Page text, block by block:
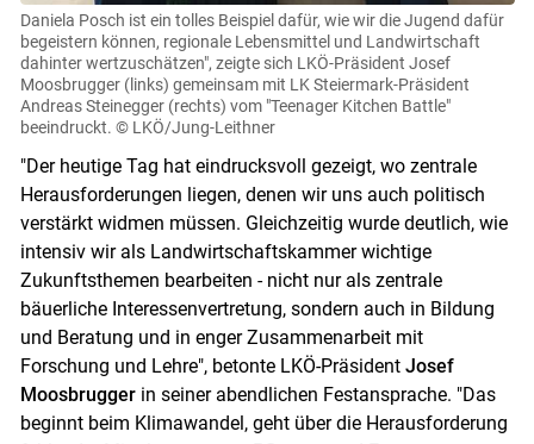
Daniela Posch ist ein tolles Beispiel dafür, wie wir die Jugend dafür
begeistern können, regionale Lebensmittel und Landwirtschaft
dahinter wertzuschätzen", zeigte sich LKÖ-Präsident Josef
Moosbrugger (links) gemeinsam mit LK Steiermark-Präsident
Andreas Steinegger (rechts) vom "Teenager Kitchen Battle"
beeindruckt. © LKÖ/Jung-Leithner
"Der heutige Tag hat eindrucksvoll gezeigt, wo zentrale
Herausforderungen liegen, denen wir uns auch politisch
verstärkt widmen müssen. Gleichzeitig wurde deutlich, wie
intensiv wir als Landwirtschaftskammer wichtige
Zukunftsthemen bearbeiten - nicht nur als zentrale
bäuerliche Interessenvertretung, sondern auch in Bildung
und Beratung und in enger Zusammenarbeit mit
Forschung und Lehre", betonte LKÖ-Präsident Josef
Moosbruggerin seiner abendlichen Festansprache. "Das
beginnt beim Klimawandel, geht über die Herausforderung